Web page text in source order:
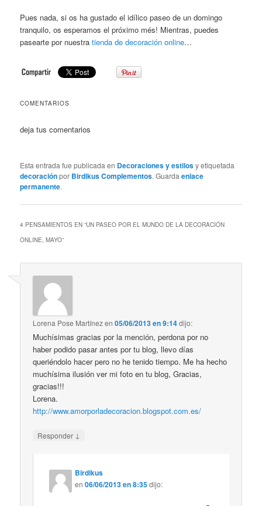
Pues nada, si os ha gustado el idílico paseo de un domingo
tranquilo, os esperamos el próximo més! Mientras, puedes
pasearte por nuestratienda de decoración online…
COMENTARIOS
deja tus comentarios
Esta entrada fue publicada en Decoraciones y estilosy etiquetada
decoraciónpor Birdikus Complementos. Guardaenlace
permanente.
4 PENSAMIENTOS EN “UN PASEO POR EL MUNDO DE LA DECORACIÓN
ONLINE, MAYO”
Lorena Pose Martínezen05/06/2013 en 9:14dijo:
Muchísimas gracias por la mención, perdona por no
haber podido pasar antes por tu blog, llevo días
queriéndolo hacer pero no he tenido tiempo. Me ha hecho
muchísima ilusión ver mi foto en tu blog, Gracias,
gracias!!!
Lorena.
http://www.amorporladecoracion.blogspot.com.es/
Responder ↓
Birdikus
en06/06/2013 en 8:35dijo: